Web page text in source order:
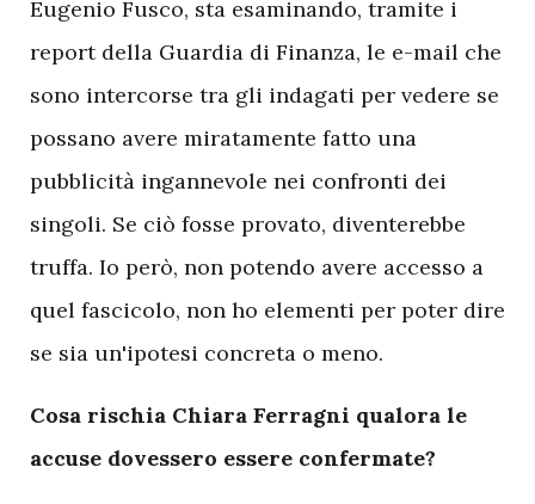
Eugenio Fusco, sta esaminando, tramite i
report della Guardia di Finanza, le e-mail che
sono intercorse tra gli indagati per vedere se
possano avere miratamente fatto una
pubblicità ingannevole nei confronti dei
singoli. Se ciò fosse provato, diventerebbe
truffa. Io però, non potendo avere accesso a
quel fascicolo, non ho elementi per poter dire
se sia un'ipotesi concreta o meno.
Cosa rischia Chiara Ferragni qualora le
accuse dovessero essere confermate?